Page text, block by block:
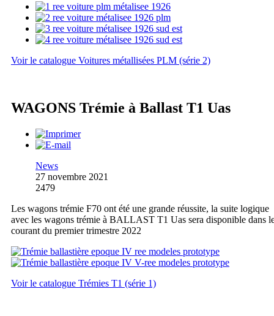
Voir le catalogue Voitures métallisées PLM (série 2)
WAGONS Trémie à Ballast T1 Uas
News
27 novembre 2021
2479
Les wagons trémie F70 ont été une grande réussite, la suite logique
avec les wagons trémie à BALLAST T1 Uas sera disponible dans
courant du premier trimestre 2022
Voir le catalogue Trémies T1 (série 1)